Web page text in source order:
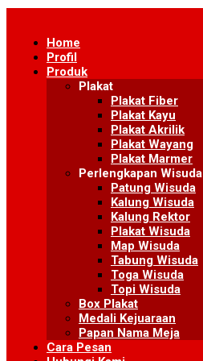
content
Home
Profil
Produk
Plakat
Plakat Fiber
Plakat Kayu
Plakat Akrilik
Plakat Wayang
Plakat Marmer
Perlengkapan Wisuda
Patung Wisuda
Kalung Wisuda
Kalung Rektor
Plakat Wisuda
Map Wisuda
Tabung Wisuda
Toga Wisuda
Topi Wisuda
Box Plakat
Medali Kejuaraan
Papan Nama Meja
Cara Pesan